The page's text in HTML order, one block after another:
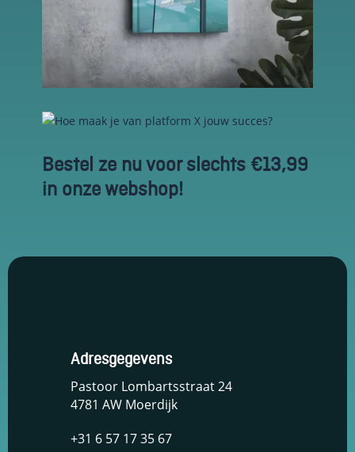
Bestel ze nu voor slechts €13,99
in onze webshop!
Adresgegevens
Pastoor Lombartsstraat 24
4781 AW Moerdijk
+31 6 57 17 35 67
algehele
analyses uit